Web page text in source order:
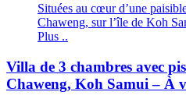
Situées au cœur d’une
Chaweng, sur l’île de Koh
Plus ..
Villa de 3 chambres avec
Chaweng, Koh Samui – À